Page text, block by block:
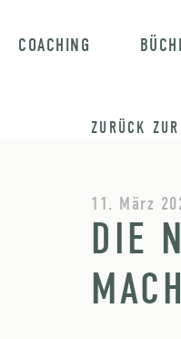
COACHING
ZURÜCK
11. März
DIE